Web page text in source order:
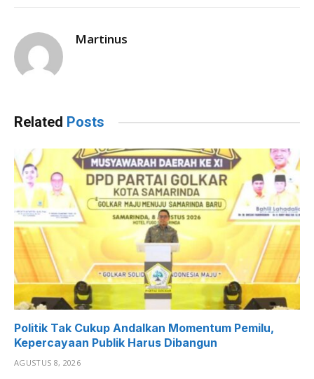
Martinus
Related Posts
Politik Tak Cukup Andalkan Momentum Pemilu,
Kepercayaan Publik Harus Dibangun
AGUSTUS 8, 2026